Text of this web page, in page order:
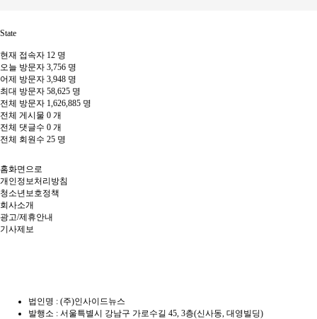
State
현재 접속자 12 명
오늘 방문자 3,756 명
어제 방문자 3,948 명
최대 방문자 58,625 명
전체 방문자 1,626,885 명
전체 게시물 0 개
전체 댓글수 0 개
전체 회원수 25 명
홈화면으로
개인정보처리방침
청소년보호정책
회사소개
광고/제휴안내
기사제보
법인명 : (주)인사이드뉴스
발행소 : 서울특별시 강남구 가로수길 45, 3층(신사동, 대영빌딩)